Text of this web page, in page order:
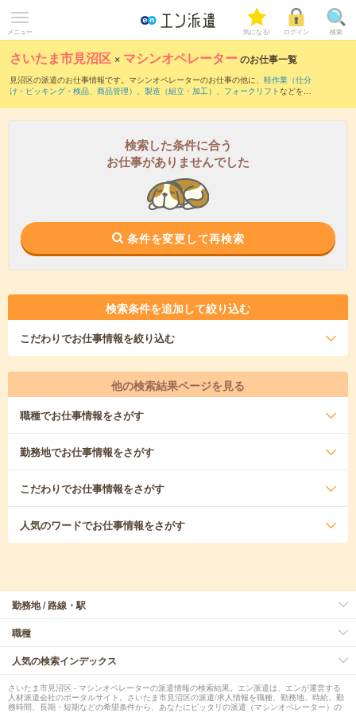
メニュー 気になる! ログイン 検索
さいたま市見沼区 × マシンオペレーターのお仕事一覧
見沼区の派遣のお仕事情報です。マシンオペレーターのお仕事の他に、 軽作業（仕分
け・ピッキング・検品、商品管理） 、 製造（組立・加工） 、 フォークリフトなどを取
検索した条件に合う
お仕事がありませんでした
条件を変更して再検索
検索条件を追加して絞り込む
こだわりでお仕事情報を絞り込む
他の検索結果ページを見る
職種でお仕事情報をさがす
勤務地でお仕事情報をさがす
こだわりでお仕事情報をさがす
人気のワードでお仕事情報をさがす
勤務地 / 路線・駅
職種
人気の検索インデックス
さいたま市見沼区 - マシンオペレーターの派遣情報の検索結果。エン派遣は、エンが運営する
人材派遣会社のポータルサイト。さいたま市見沼区の派遣/求人情報を職種、勤務地、時給、勤
務時間、長期・短期などの希望条件から、あなたにピッタリの派遣（マシンオペレーター）の